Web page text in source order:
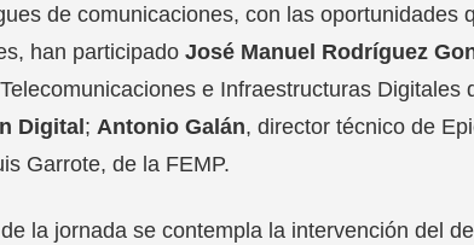
de comunicaciones, con las oportunidades
han participado José Manuel Rodríguez
e Infraestructuras Digitales
Digital ; Antonio Galán, director técnico de
Garrote, de la FEMP.
la jornada se contempla la intervención del